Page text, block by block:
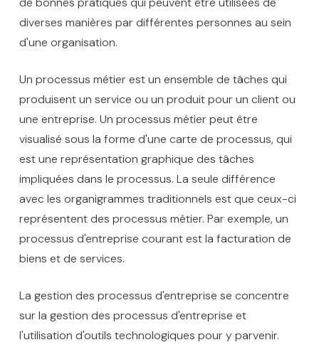
diverses manières par différentes personnes au sein
d'une organisation.
Un processus métier est un ensemble de tâches qui
produisent un service ou un produit pour un client ou
une entreprise. Un processus métier peut être
visualisé sous la forme d'une carte de processus, qui
est une représentation graphique des tâches
impliquées dans le processus. La seule différence
avec les organigrammes traditionnels est que ceux-ci
représentent des processus métier. Par exemple, un
processus d'entreprise courant est la facturation de
biens et de services.
La gestion des processus d'entreprise se concentre
sur la gestion des processus d'entreprise et
l'utilisation d'outils technologiques pour y parvenir.